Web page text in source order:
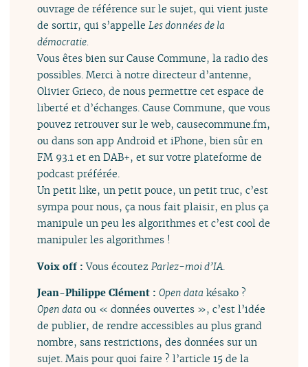
ouvrage de référence sur le sujet, qui vient juste
de sortir, qui s’appelleLes données de la
démocratie.
Vous êtes bien sur Cause Commune, la radio des
possibles. Merci à notre directeur d’antenne,
Olivier Grieco, de nous permettre cet espace de
liberté et d’échanges. Cause Commune, que vous
pouvez retrouver sur le web, causecommune.fm,
ou dans son app Android et iPhone, bien sûr en
FM 93.1 et en DAB+, et sur votre plateforme de
podcast préférée.
Un petit like, un petit pouce, un petit truc, c’est
sympa pour nous, ça nous fait plaisir, en plus ça
manipule un peu les algorithmes et c’est cool de
manipuler les algorithmes !
Voix off :Vous écoutez Parlez-moi d’IA
Jean-Philippe Clément :Open data késako ?
Open data ou « données ouvertes », c’est l’idée
de publier, de rendre accessibles au plus grand
nombre, sans restrictions, des données sur un
sujet. Mais pour quoi faire ? l’article 15 de la